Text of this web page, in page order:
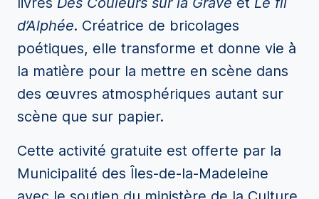
d’Alphée. Créatrice de bricolages
poétiques, elle transforme et donne vie à̀
la matière pour la mettre en scène dans
des œuvres atmosphériques autant sur
scène que sur papier.
Cette activité gratuite est offerte par la
Municipalité des Îles-de-la-Madeleine